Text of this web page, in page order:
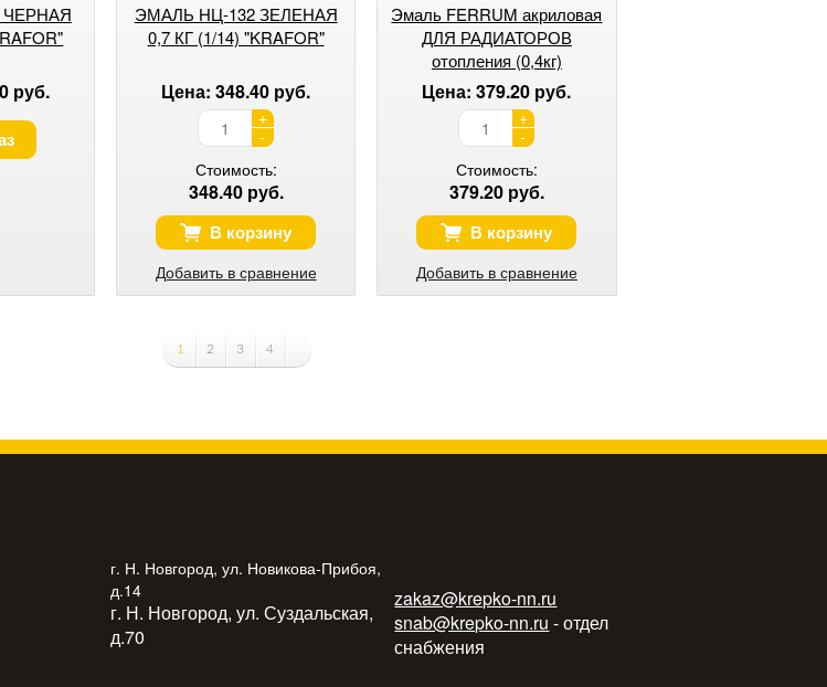
ЧЕРНАЯ
руб.
ЭМАЛЬ НЦ-132 ЗЕЛЕНАЯ
0,7 КГ (1/14) "KRAFOR"
Цена: 348.40 руб.
+
-
Стоимость:
348.40 руб.
В корзину
Добавить в сравнение
Эмаль FERRUM акриловая
ДЛЯ РАДИАТОРОВ
отопления (0,4кг)
Цена: 379.20 руб.
+
-
Стоимость:
379.20 руб.
В корзину
Добавить в сравнение
1 2 3 4
г. Н. Новгород, ул. Новикова-Прибоя,
д.14
г. Н. Новгород, ул. Суздальская,
д.70
zakaz@krepko-nn.ru
snab@krepko-nn.ru - отдел
снабжения